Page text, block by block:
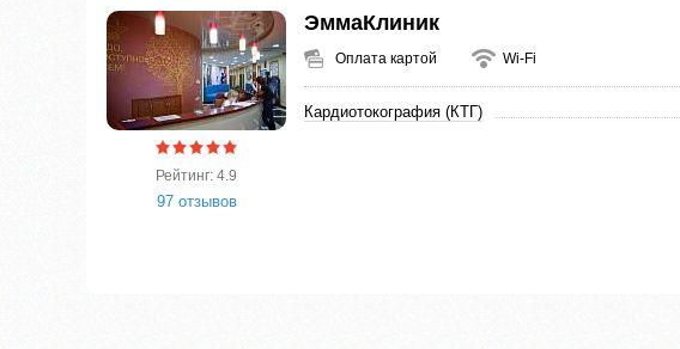
Рейтинг: 4.9
97 отзывов
ЭммаКлиник
Оплата картой Wi-Fi
Кардиотокография (КТГ)